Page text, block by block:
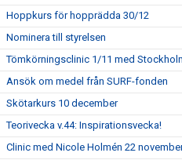
Hoppkurs för hopprädda 30/12
Nominera till styrelsen
Tömkörningsclinic 1/11 med
Ansök om medel från SURF-fonden
Skötarkurs 10 december
Teorivecka v.44: Inspirationsvecka!
Clinic med Nicole Holmén 22